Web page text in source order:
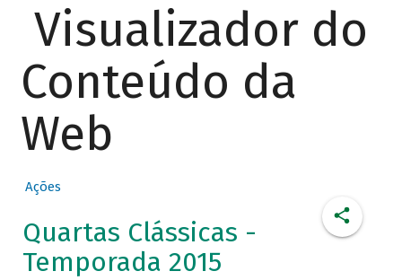
Visualizador do
Conteúdo da
Web
Ações
Quartas Clássicas -
Temporada 2015